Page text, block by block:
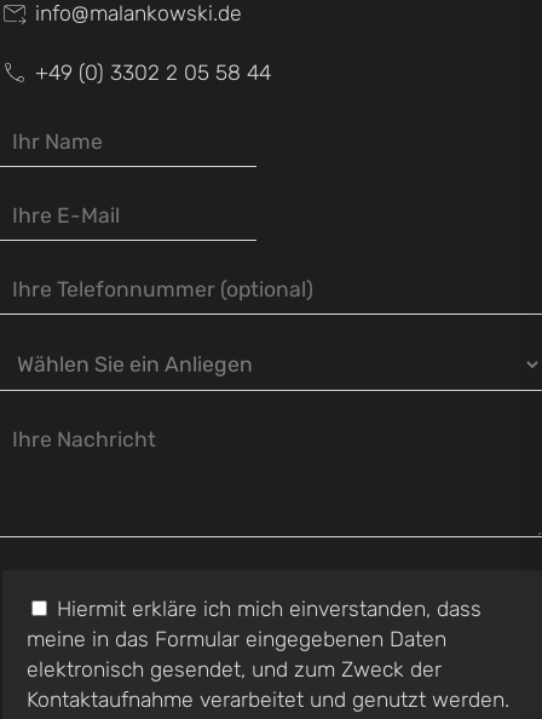
info@malankowski.de
+49 (0) 3302 2 05 58 44
Hiermit erkläre ich mich einverstanden, dass
meine in das Formular eingegebenen Daten
elektronisch gesendet, und zum Zweck der
Kontaktaufnahme verarbeitet und genutzt werden.